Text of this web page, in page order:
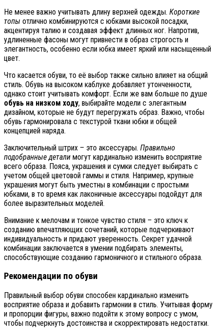
Не менее важно учитывать длину верхней одежды. Короткие
топы отлично комбинируются с юбками высокой посадки,
акцентируя талию и создавая эффект длинных ног. Напротив,
удлиненные фасоны могут привнести в образ строгость и
элегантность, особенно если юбка имеет яркий или насыщенный
цвет.
Что касается обуви, то её выбор также сильно влияет на общий
стиль. Обувь на высоком каблуке добавляет утонченности,
однако стоит учитывать комфорт. Если же вам больше по душе
обувь на низком ходу, выбирайте модели с элегантным
дизайном, которые не будут перегружать образ. Важно, чтобы
обувь гармонировала с текстурой ткани юбки и общей
концепцией наряда.
Заключительный штрих – это аксессуары. Правильно
подобранные детали могут кардинально изменить восприятие
всего образа. Пояса, украшения и сумки следует выбирать с
учетом общей цветовой гаммы и стиля. Например, крупные
украшения могут быть уместны в комбинации с простыми
юбками, в то время как лаконичные аксессуары подойдут для
более выразительных моделей.
Внимание к мелочам и тонкое чувство стиля – это ключ к
созданию впечатляющих сочетаний, которые подчеркивают
индивидуальность и придают уверенность. Секрет удачной
комбинации заключается в умении подбирать элементы,
способствующие созданию гармоничного и стильного образа.
Рекомендации по обуви
Правильный выбор обуви способен кардинально изменить
восприятие образа и добавить гармонии в стиль. Учитывая форму
и пропорции фигуры, важно подойти к этому вопросу с умом,
чтобы подчеркнуть достоинства и скорректировать недостатки.